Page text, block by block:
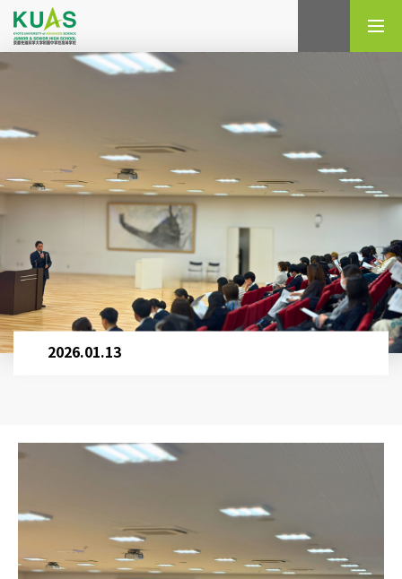
2026.01.13